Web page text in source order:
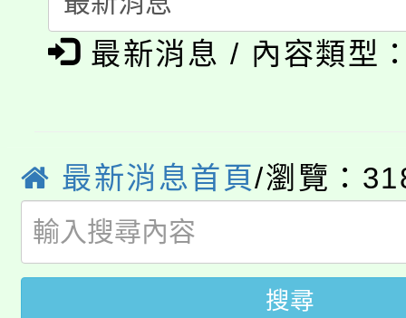
程
「本色祭」8/29、30在
場熱烈登場!
8/21下午1時於龍潭區
局官網。
8月14至27日，桃園電
開!
115年桃園市運動會8/
田徑場及游泳池舉行。
桃園市低收入戶享有免
視費優惠，中低收入戶
大園自造教育及科技
最新消息 / 內容類型
最新消息首頁/瀏覽：
搜尋